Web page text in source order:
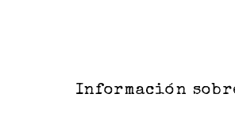
Información